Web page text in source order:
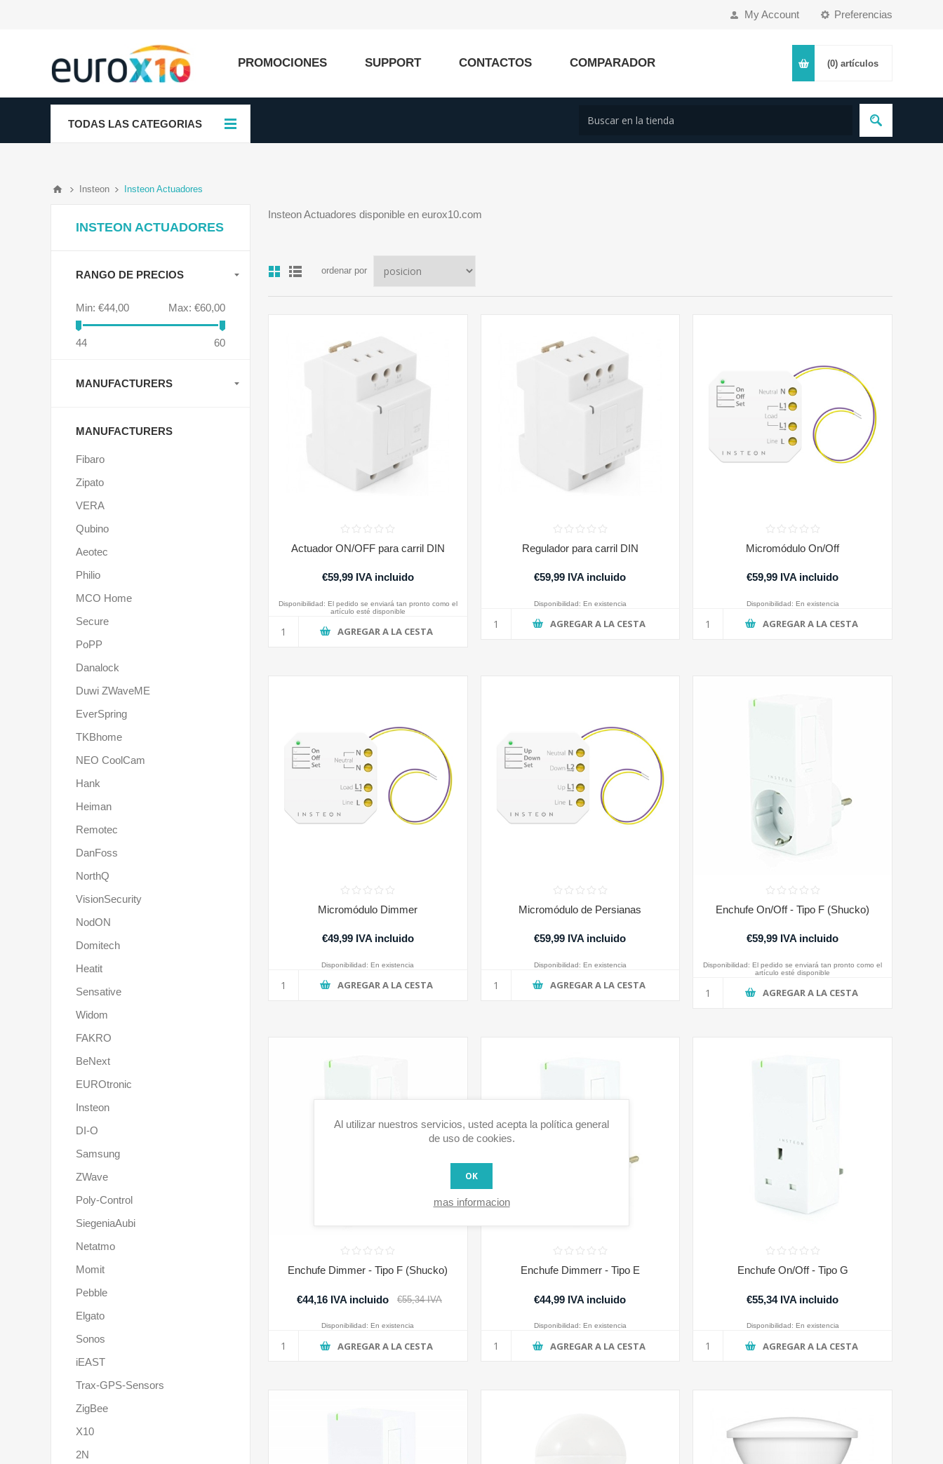
Preferencias
My Account
PROMOCIONES SUPPORT CONTACTOS COMPARADOR (0) artículos
TODAS LAS CATEGORIAS
Insteon Insteon Actuadores
Insteon Actuadores disponible en eurox10.com
ordenar por
Actuador ON/OFF para carril DIN
€59,99 IVA incluido
AGREGAR A LA CESTA
Disponibilidad: El pedido se enviará tan pronto como el
artículo esté disponible
Regulador para carril DIN
€59,99 IVA incluido
AGREGAR A LA CESTA
Disponibilidad: En existencia
Micromódulo On/Off
€59,99 IVA incluido
AGREGAR A LA CESTA
Disponibilidad: En existencia
Micromódulo Dimmer
€49,99 IVA incluido
AGREGAR A LA CESTA
Disponibilidad: En existencia
Micromódulo de Persianas
€59,99 IVA incluido
AGREGAR A LA CESTA
Disponibilidad: En existencia
Enchufe On/Off - Tipo F (Shucko)
€59,99 IVA incluido
AGREGAR A LA CESTA
Disponibilidad: El pedido se enviará tan pronto como el
artículo esté disponible
Enchufe Dimmer - Tipo F (Shucko)
€44,16 IVA incluido
€55,34 IVA
AGREGAR A LA CESTA
Disponibilidad: En existencia
Enchufe Dimmerr - Tipo E
€44,99 IVA incluido
AGREGAR A LA CESTA
Disponibilidad: En existencia
Enchufe On/Off - Tipo G
€55,34 IVA incluido
AGREGAR A LA CESTA
Disponibilidad: En existencia
INSTEON ACTUADORES
RANGO DE PRECIOS
Min: €44,00 Max: €60,00
44 60
MANUFACTURERS
MANUFACTURERS
Fibaro
Zipato
VERA
Qubino
Aeotec
Philio
MCO Home
Secure
PoPP
Danalock
Duwi ZWaveME
EverSpring
TKBhome
NEO CoolCam
Hank
Heiman
Remotec
DanFoss
NorthQ
VisionSecurity
NodON
Domitech
Heatit
Sensative
Widom
FAKRO
BeNext
EUROtronic
Insteon
DI-O
Samsung
ZWave
Poly-Control
SiegeniaAubi
Netatmo
Momit
Pebble
Elgato
Sonos
iEAST
Trax-GPS-Sensors
ZigBee
X10
2N
Al utilizar nuestros servicios, usted acepta la política general
de uso de cookies.
OK
mas informacion